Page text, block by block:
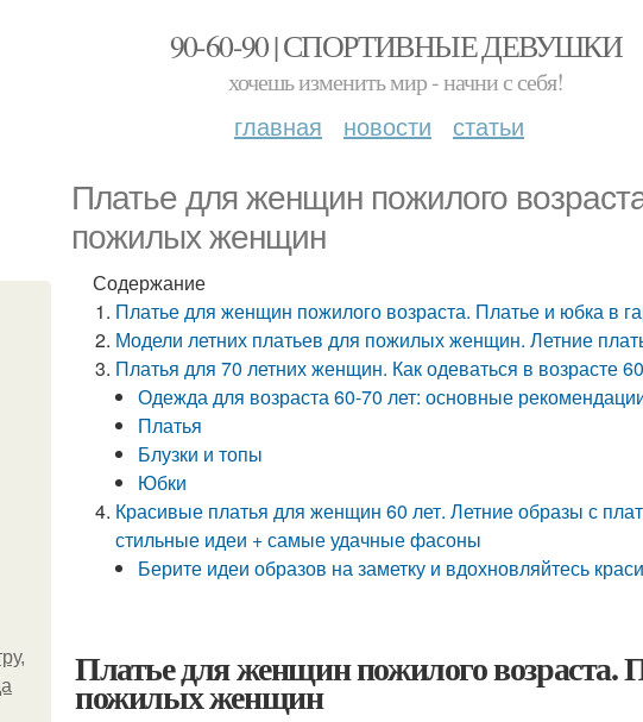
90-60-90 | СПОРТИВНЫЕ ДЕВУШКИ
хочешь изменить мир - начни с себя!
главная новости статьи
Платье для женщин пожилого
пожилых женщин
Содержание
Платье для женщин пожилого возраста. Платье и юбка в
Модели летних платьев для пожилых женщин. Летние
Платья для 70 летних женщин. Как одеваться в возрасте
Одежда для возраста 60-70 лет: основные
Платья
Блузки и топы
Юбки
Красивые платья для женщин 60 лет. Летние образы с
стильные идеи + самые удачные фасоны
Берите идеи образов на заметку и вдохновляйтесь
Платье для женщин пожилого возраста.
пожилых женщин